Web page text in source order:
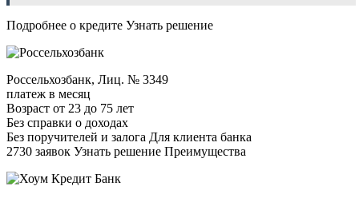
Подробнее о кредите Узнать решение
Россельхозбанк, Лиц. № 3349
платеж в месяц
Возраст от 23 до 75 лет
Без справки о доходах
Без поручителей и залога Для клиента банка
2730 заявок Узнать решение Преимущества